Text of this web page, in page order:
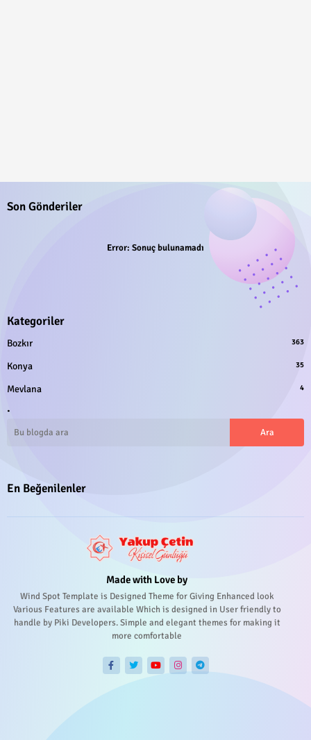
Son Gönderiler
Error: Sonuç bulunamadı
Kategoriler
Bozkır 363
Konya 35
Mevlana 4
.
En Beğenilenler
Made with Love by
Wind Spot Template is Designed Theme for Giving Enhanced look
Various Features are available Which is designed in User friendly to
handle by Piki Developers. Simple and elegant themes for making it
more comfortable